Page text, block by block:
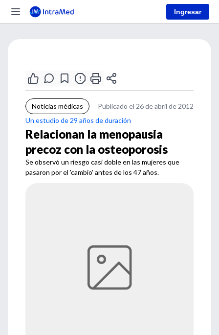
Ingresar
Noticias médicas
Publicado el 26 de abril de 2012
Un estudio de 29 años de duración
Relacionan la menopausia
precoz con la osteoporosis
Se observó un riesgo casi doble en las mujeres que
pasaron por el 'cambio' antes de los 47 años.